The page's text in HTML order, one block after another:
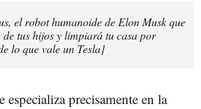
el robot humanoide de Elon Musk que
tus hijos y limpiará tu casa por
lo que vale un Tesla]
especializa precisamente en la